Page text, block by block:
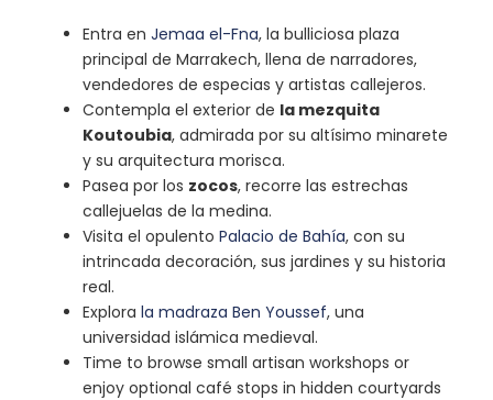
Entra en Jemaa el-Fna, la bulliciosa plaza
principal de Marrakech, llena de narradores,
vendedores de especias y artistas callejeros.
Contempla el exterior de la mezquita
Koutoubia, admirada por su altísimo minarete
y su arquitectura morisca.
Pasea por los zocos, recorre las estrechas
callejuelas de la medina.
Visita el opulento Palacio de Bahía, con su
intrincada decoración, sus jardines y su historia
real.
Explora la madraza Ben Youssef, una
universidad islámica medieval.
Time to browse small artisan workshops or
enjoy optional café stops in hidden courtyards